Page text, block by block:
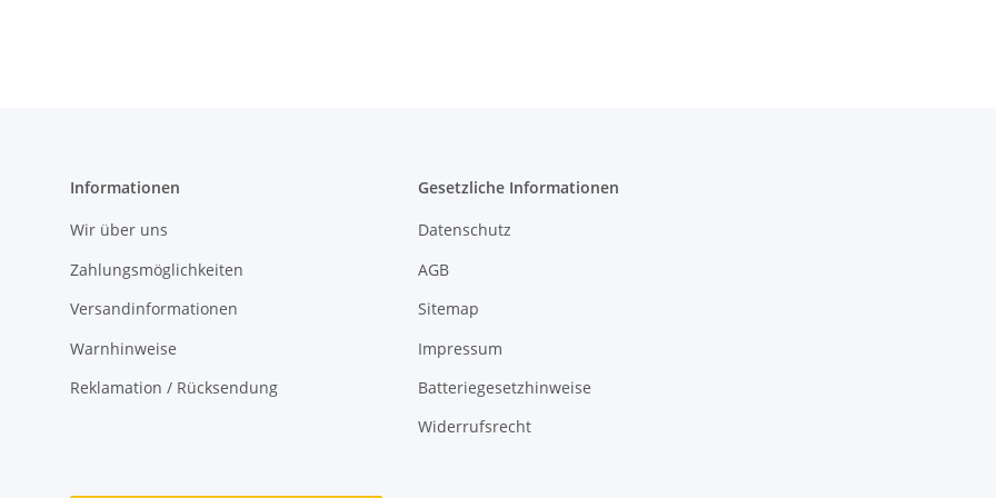
Informationen
Wir über uns
Zahlungsmöglichkeiten
Versandinformationen
Warnhinweise
Reklamation / Rücksendung
Gesetzliche Informationen
Datenschutz
AGB
Sitemap
Impressum
Batteriegesetzhinweise
Widerrufsrecht